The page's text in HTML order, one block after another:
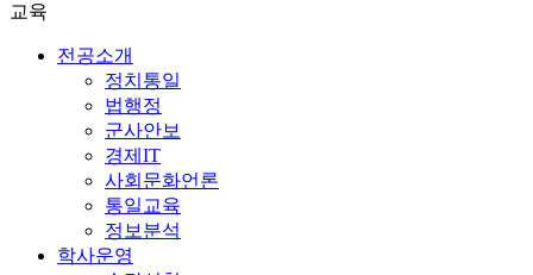
교육
전공소개
정치통일
법행정
군사안보
경제IT
사회문화언론
통일교육
정보분석
학사운영